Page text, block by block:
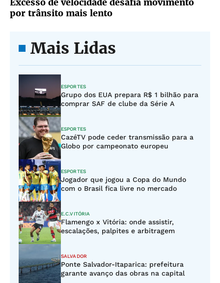
por trânsito mais lento
Mais Lidas
ESPORTES
Grupo dos EUA prepara R$ 1 bilhão para
comprar SAF de clube da Série A
ESPORTES
CazéTV pode ceder transmissão para a
Globo por campeonato europeu
ESPORTES
Jogador que jogou a Copa do Mundo
com o Brasil fica livre no mercado
E.C.VITÓRIA
Flamengo x Vitória: onde assistir,
escalações, palpites e arbitragem
SALVADOR
Ponte Salvador-Itaparica: prefeitura
garante avanço das obras na capital